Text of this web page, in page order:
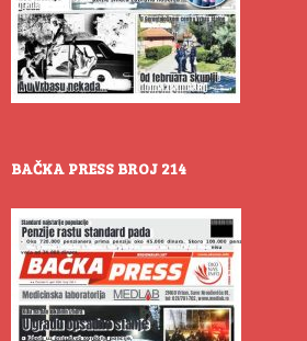
BAČKA PRESS BROJ 214